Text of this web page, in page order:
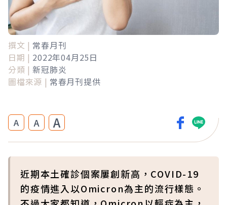
撰文 | 常春月刊
日期 | 2022年04月25日
分類 | 新冠肺炎
圖檔來源 | 常春月刊提供
A A A
近期本土確診個案屢創新高，COVID-19
的疫情進入以Omicron為主的流行樣態。